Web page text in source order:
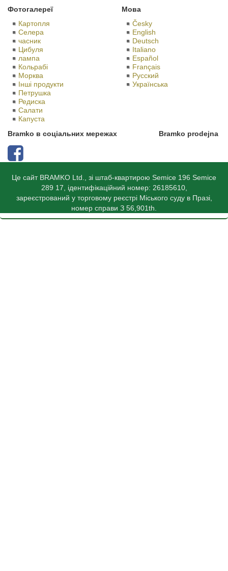
Фотогалереї
Картопля
Селера
часник
Цибуля
лампа
Кольрабі
Морква
Iнші продукти
Петрушка
Редиска
Салати
Капуста
Мова
Česky
English
Deutsch
Italiano
Español
Français
Русский
Українська
Bramko в соціальних мережах Bramko prodejna
Це сайт BRAMKO Ltd., зі штаб-квартирою Semice 196 Semice
289 17, ідентифікаційний номер: 26185610,
зареєстрований у торговому реєстрі Міського суду в Празі,
номер справи З 56,901th.